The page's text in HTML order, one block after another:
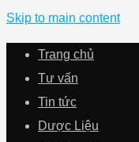
Skip to main content
Trang chủ
Tư vấn
Tin tức
Dược Liệu